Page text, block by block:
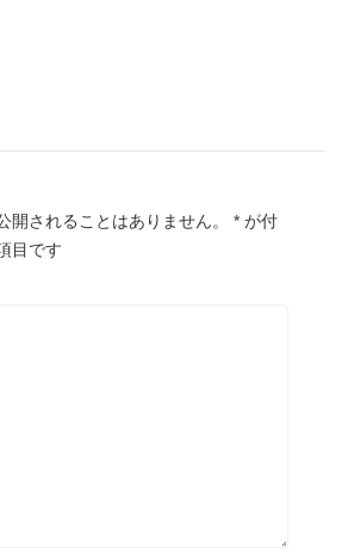
開されることはありません。 * が付
目です